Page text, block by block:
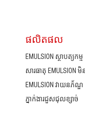
ផលិតផល
EMULSION ស្ថាបត្យកម្ម
សារធាតុ EMULSION
EMULSION វាយនភ័ណ្ឌ
ភ្នាក់ងារជួសជុលខ្សាច់